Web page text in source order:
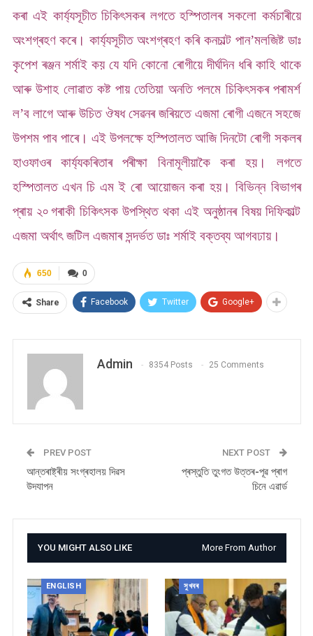
কৰা এই কাৰ্য্যসূচীত চিকিৎসকৰ লগতে হস্পিতালৰ সকলো কৰ্মচাৰীয়ে
অংশগ্ৰহণ কৰে। কাৰ্য্যসূচীত অংশগ্ৰহণ কৰি কনচাল্ট পান’মলজিষ্ট ডাঃ
কৃপেশ ৰঞ্জন শৰ্মাই কয় যে যদি কোনো ৰোগীয়ে দীৰ্ঘদিন ধৰি কাহি থাকে
আৰু উশাহ লোৱাত কষ্ট পায় তেতিয়া অনতি পলমে চিকিৎসকৰ পৰামৰ্শ
ল’ব লাগে আৰু উচিত ঔষধ সেৱনৰ জৰিয়তে এজমা ৰোগী এজনে সহজে
উপশম পাব পাৰে। এই উপলক্ষে হস্পিতালত আজি দিনটো ৰোগী সকলৰ
হাওফাওৰ কাৰ্য্যকৰিতাৰ পৰীক্ষা বিনামূলীয়াকৈ কৰা হয়। লগতে
হস্পিতালত এখন চি এম ই ৰো আয়োজন কৰা হয়। বিভিন্ন বিভাগৰ
প্ৰায় ২৹ গৰাকী চিকিৎসক উপস্থিত থকা এই অনুষ্ঠানৰ বিষয় দিফিকাল্ট
এজমা অৰ্থাৎ জটিল এজমাৰ সন্দৰ্ভত ডাঃ শৰ্মাই বক্তব্য আগবঢায়।
0
650
Share Facebook Twitter Google+
Admin 8354 Posts 25 Comments
PREV POST
আন্তৰাষ্ট্ৰীয় সংগ্ৰহালয় দিৱস
উদযাপন
NEXT POST
প্ৰস্তুতি তুংগত উত্তৰ-পূৱ প্ৰাগ
চিনে এৱাৰ্ড
YOU MIGHT ALSO LIKE More From Author
ENGLISH সুখবৰ